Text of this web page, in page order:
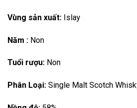
Vùng sản xuất: Islay
Năm : Non
Tuổi rượu: Non
Phân Loại: Single Malt Scotch